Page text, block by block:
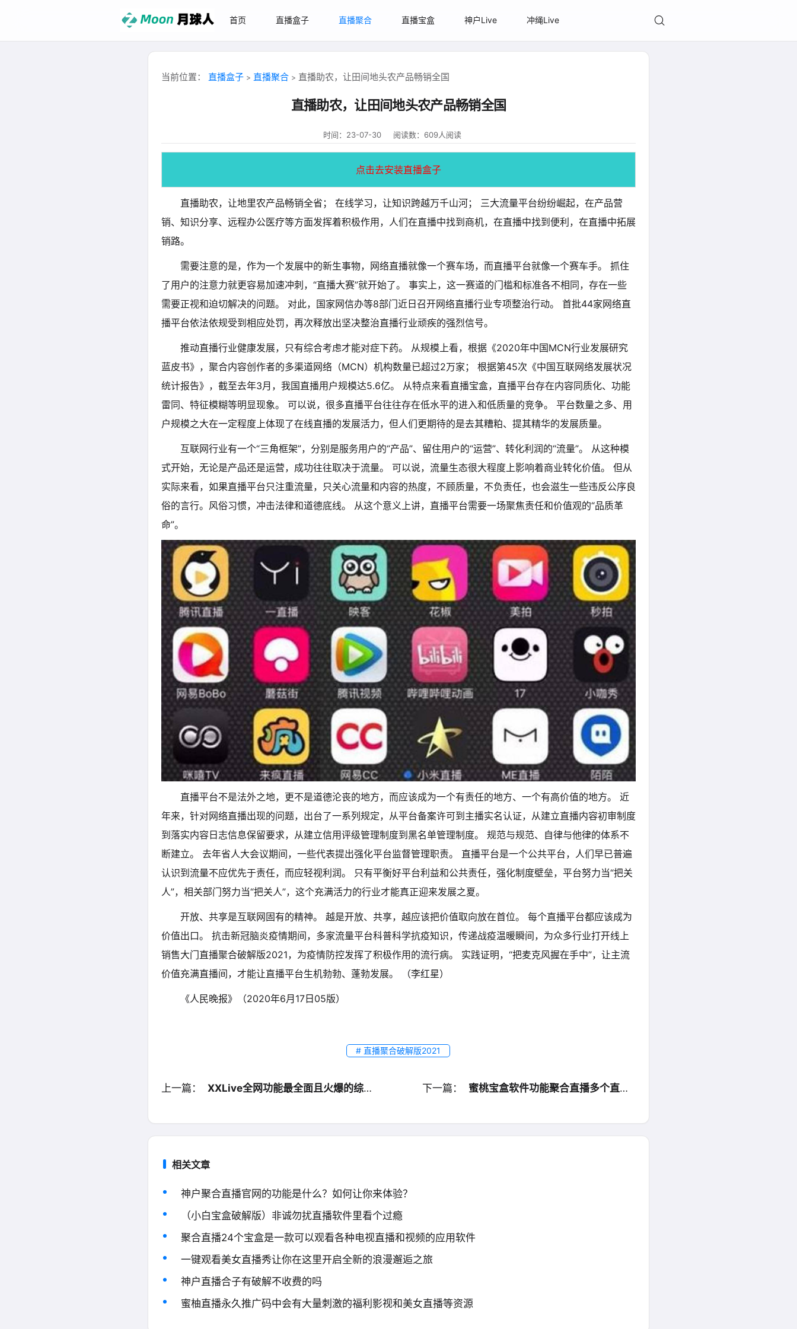
首页 直播盒子 直播聚合 直播宝盒 神户Live 冲绳Live
当前位置： 直播盒子 > 直播聚合 > 直播助农，让田间地头农产品畅销全国
直播助农，让田间地头农产品畅销全国
时间：23-07-30 阅读数：609人阅读
点击去安装直播盒子
直播助农，让地里农产品畅销全省； 在线学习，让知识跨越万千山河； 三大流量平台纷纷崛起，在产品营
销、知识分享、远程办公医疗等方面发挥着积极作用，人们在直播中找到商机，在直播中找到便利，在直播中拓展
销路。
需要注意的是，作为一个发展中的新生事物，网络直播就像一个赛车场，而直播平台就像一个赛车手。 抓住
了用户的注意力就更容易加速冲刺，“直播大赛”就开始了。 事实上，这一赛道的门槛和标准各不相同，存在一些
需要正视和迫切解决的问题。 对此，国家网信办等8部门近日召开网络直播行业专项整治行动。 首批44家网络直
播平台依法依规受到相应处罚，再次释放出坚决整治直播行业顽疾的强烈信号。
推动直播行业健康发展，只有综合考虑才能对症下药。 从规模上看，根据《2020年中国MCN行业发展研究
蓝皮书》，聚合内容创作者的多渠道网络（MCN）机构数量已超过2万家； 根据第45次《中国互联网络发展状况
统计报告》，截至去年3月，我国直播用户规模达5.6亿。 从特点来看直播宝盒，直播平台存在内容同质化、功能
雷同、特征模糊等明显现象。 可以说，很多直播平台往往存在低水平的进入和低质量的竞争。 平台数量之多、用
户规模之大在一定程度上体现了在线直播的发展活力，但人们更期待的是去其糟粕、提其精华的发展质量。
互联网行业有一个“三角框架”，分别是服务用户的“产品”、留住用户的“运营”、转化利润的“流量”。 从这种模
式开始，无论是产品还是运营，成功往往取决于流量。 可以说，流量生态很大程度上影响着商业转化价值。 但从
实际来看，如果直播平台只注重流量，只关心流量和内容的热度，不顾质量，不负责任，也会滋生一些违反公序良
俗的言行。风俗习惯，冲击法律和道德底线。 从这个意义上讲，直播平台需要一场聚焦责任和价值观的“品质革
命”。
直播平台不是法外之地，更不是道德沦丧的地方，而应该成为一个有责任的地方、一个有高价值的地方。 近
年来，针对网络直播出现的问题，出台了一系列规定，从平台备案许可到主播实名认证，从建立直播内容初审制度
到落实内容日志信息保留要求，从建立信用评级管理制度到黑名单管理制度。 规范与规范、自律与他律的体系不
断建立。 去年省人大会议期间，一些代表提出强化平台监督管理职责。 直播平台是一个公共平台，人们早已普遍
认识到流量不应优先于责任，而应轻视利润。 只有平衡好平台利益和公共责任，强化制度壁垒，平台努力当“把关
人”，相关部门努力当“把关人”，这个充满活力的行业才能真正迎来发展之夏。
开放、共享是互联网固有的精神。 越是开放、共享，越应该把价值取向放在首位。 每个直播平台都应该成为
价值出口。 抗击新冠脑炎疫情期间，多家流量平台科普科学抗疫知识，传递战疫温暖瞬间，为众多行业打开线上
销售大门直播聚合破解版2021，为疫情防控发挥了积极作用的流行病。 实践证明，“把麦克风握在手中”，让主流
价值充满直播间，才能让直播平台生机勃勃、蓬勃发展。 （李红星）
《人民晚报》（2020年6月17日05版）
# 直播聚合破解版2021
上一篇： XXLive全网功能最全面且火爆的综合性视频应用 下一篇： 蜜桃宝盒软件功能聚合直播多个直播平台，一键下载
相关文章
神户聚合直播官网的功能是什么？如何让你来体验？
（小白宝盒破解版）非诚勿扰直播软件里看个过瘾
聚合直播24个宝盒是一款可以观看各种电视直播和视频的应用软件
一键观看美女直播秀让你在这里开启全新的浪漫邂逅之旅
神户直播合子有破解不收费的吗
蜜柚直播永久推广码中会有大量刺激的福利影视和美女直播等资源